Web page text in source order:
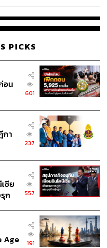
PICKS
อน
601
กา
237
ซีย
ก
557
Age
191